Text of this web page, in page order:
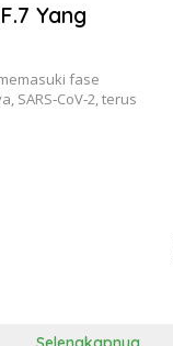
Yang
fase
terus